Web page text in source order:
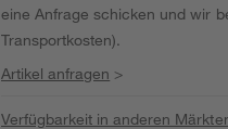
eine Anfrage schicken und wir
Transportkosten).
Artikel anfragen >
Verfügbarkeit in anderen